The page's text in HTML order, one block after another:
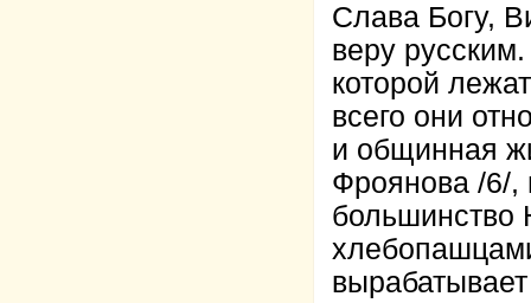
Слава Богу,
веру
которой
всего они
и общинная
Фроянова /6/,
большинство